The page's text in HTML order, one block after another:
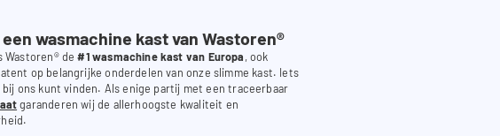
wasmachine kast van Wastoren®
Wastoren® de#1 wasmachine kast van Europa, ook
op belangrijke onderdelen van onze slimme kast. Iets
bij ons kunt vinden. Als enige partij met een traceerbaar
garanderen wij de allerhoogste kwaliteit en